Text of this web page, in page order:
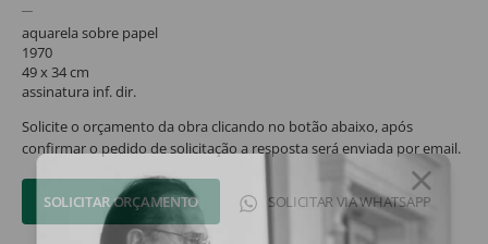
aquarela sobre papel
1970
49 x 34 cm
assinatura inf. dir.
Solicite o orçamento da obra clicando no botão abaixo, após
confirmar o pedido de solicitação a resposta será enviada por email.
SOLICITAR ORÇAMENTO SOLICITAR VIA WHATSAPP